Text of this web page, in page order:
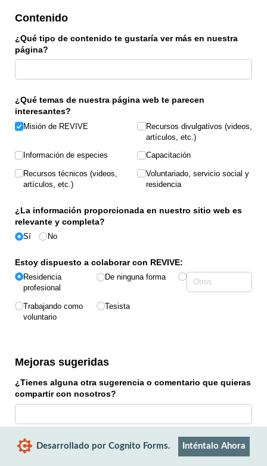
Contenido
¿Qué tipo de contenido te gustaría ver más en nuestra
página?
¿Qué temas de nuestra página web te parecen
interesantes?
Misión de REVIVE
Información de especies
Recursos técnicos (videos,
artículos, etc.)
Recursos divulgativos (videos,
artículos, etc.)
Capacitación
Voluntariado, servicio social y
residencia
¿La información proporcionada en nuestro sitio web es
relevante y completa?
Sí No
Estoy dispuesto a colaborar con REVIVE:
Residencia
profesional
Trabajando como
voluntario
De ninguna forma
Tesista
Mejoras sugeridas
¿Tienes alguna otra sugerencia o comentario que quieras
compartir con nosotros?
Desarrollado por Cognito Forms. Inténtalo Ahora